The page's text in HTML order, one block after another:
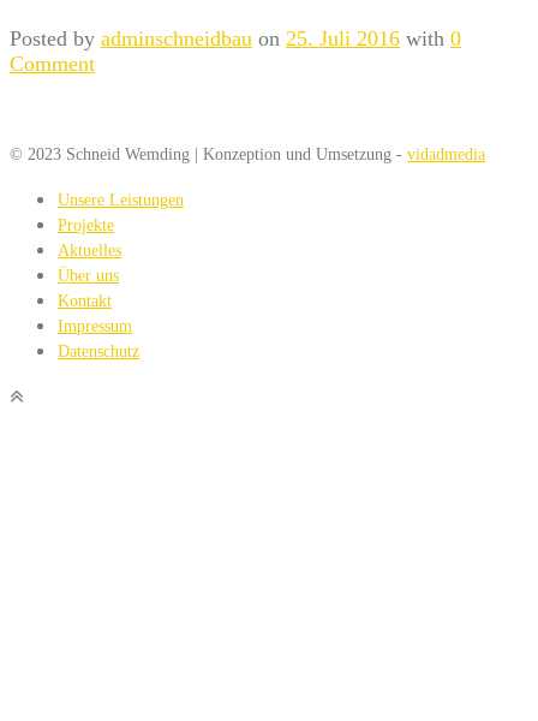
Posted by adminschneidbau on 25. Juli 2016 with 0
Comment
© 2023 Schneid Wemding | Konzeption und Umsetzung - vidadmedia
Unsere Leistungen
Projekte
Aktuelles
Über uns
Kontakt
Impressum
Datenschutz